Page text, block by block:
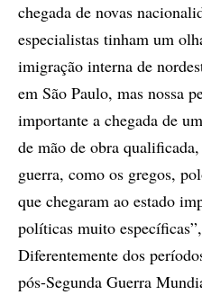
chegada de novas
especialistas tinham um
imigração interna de
em São Paulo, mas nossa
importante a chegada de
de mão de obra
guerra, como os gregos,
que chegaram ao estado
políticas muito
Diferentemente dos
pós-Segunda Guerra